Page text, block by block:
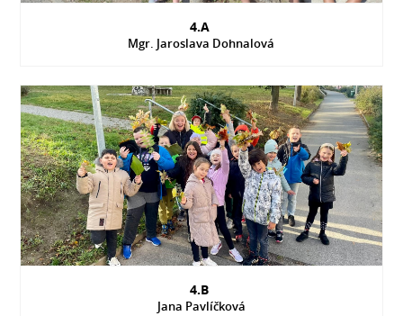
4.A
Mgr. Jaroslava Dohnalová
4.B
Jana Pavlíčková